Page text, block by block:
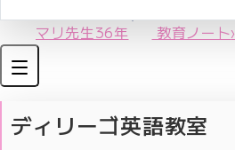
マリ先生36年 教育ノート›
ディリーゴ英語教室